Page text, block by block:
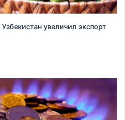
увеличил экспорт